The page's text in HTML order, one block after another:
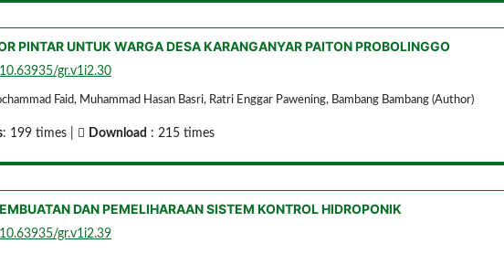
PINTAR UNTUK WARGA DESA KARANGANYAR PAITON PROBOLINGGO
gr.v1i2.30
Faid, Muhammad Hasan Basri, Ratri Enggar Pawening, Bambang Bambang (Author)
: 199 times | Download : 215 times
DAN PEMELIHARAAN SISTEM KONTROL HIDROPONIK
gr.v1i2.39